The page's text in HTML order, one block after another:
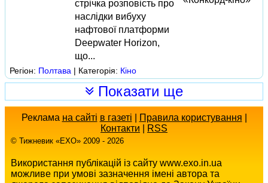
стрічка розповість про
наслідки вибуху
нафтової платформи
Deepwater Horizon,
що...
Регіон: Полтава | Категорія: Кіно
Показати ще
Реклама на сайті в газеті Правила користування
Контакти
RSS
© Тижневик «EХO» 2009 - 2026
Використання публікацій із сайту www.exo.in.ua
можливе при умові зазначення імені автора та